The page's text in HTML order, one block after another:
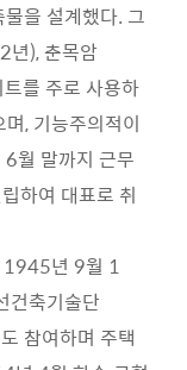
을 설계했다. 그
년), 춘목암
를 주로 사용하
, 기능주의적이
월 말까지 근무
하여 대표로 취
1945년 9월 1
건축기술단
참여하며 주택